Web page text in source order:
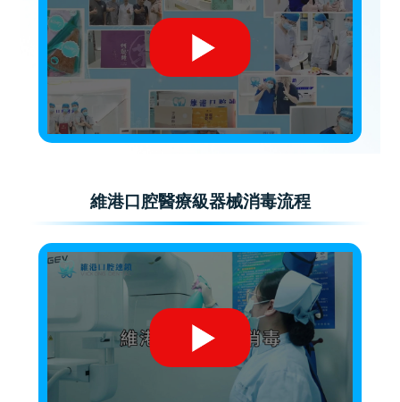
維港口腔醫療級器械消毒流程